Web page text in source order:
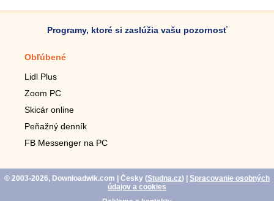
Programy, ktoré si zaslúžia vašu pozornosť
Obľúbené
Lidl Plus
Zoom PC
Skicár online
Peňažný denník
FB Messenger na PC
© 2003-2026, Downloadwik.com | Česky (Studna.cz)
Spracovanie osobných
údajov a cookies